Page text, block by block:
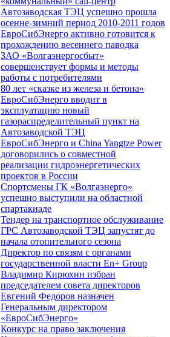
Автозаводская ТЭЦ успешно прошла
осенне-зимний период 2010-2011 годов
ЕвроСибЭнерго активно готовится к
прохождению весеннего паводка
ЗАО «Волгаэнергосбыт»
совершенствует формы и методы
работы с потребителями
80 лет «сказке из железа и бетона»
ЕвроСибЭнерго вводит в
эксплуатацию новый
газораспределительный пункт на
Автозаводской ТЭЦ
ЕвроСибЭнерго и China Yangtze Power
договорились о совместной
реализации гидроэнергетических
проектов в России
Спортсмены ГК «Волгаэнерго»
успешно выступили на областной
спартакиаде
Тендер на транспортное обслуживание
ГРС Автозаводской ТЭЦ запустят до
начала отопительного сезона
Директор по связям с органами
государственной власти En+ Group
Владимир Кирюхин избран
председателем совета директоров
Евгений Федоров назначен
Генеральным директором
«ЕвроСибЭнерго»
Конкурс на право заключения